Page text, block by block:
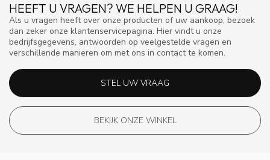
HEEFT U VRAGEN? WE HELPEN U GRAAG!
Als u vragen heeft over onze producten of uw aankoop, bezoek
dan zeker onze klantenservicepagina. Hier vindt u onze
bedrijfsgegevens, antwoorden op veelgestelde vragen en
verschillende manieren om met ons in contact te komen.
STEL UW VRAAG
BEKIJK ONZE WINKEL